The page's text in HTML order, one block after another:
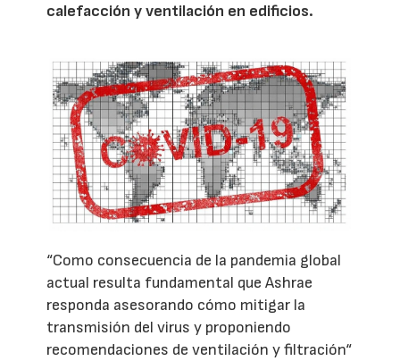
calefacción y ventilación en edificios.
“Como consecuencia de la pandemia global
actual resulta fundamental que Ashrae
responda asesorando cómo mitigar la
transmisión del virus y proponiendo
recomendaciones de ventilación y filtración“